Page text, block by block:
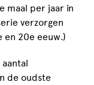
maal per jaar in
verzorgen
en 20e eeuw.)
de oudste